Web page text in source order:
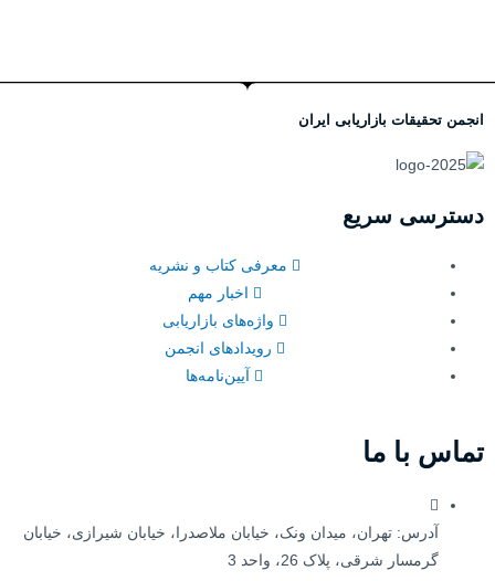
انجمن تحقیقات بازاریابی ایران
دسترسی سریع
معرفی کتاب و نشریه
اخبار مهم
واژه‌های بازاریابی
رویدادهای انجمن
آیین‌نامه‌ها
تماس با ما
آدرس: تهران، میدان ونک، خیابان ملاصدرا، خیابان شیرازی، خیابان
گرمسار شرقی، پلاک 26، واحد 3